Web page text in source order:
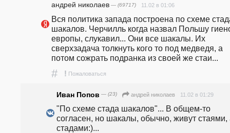
андpeй николаев — (69717) 11.02 в 01:06
Вся политика запада построена по схеме
шакалов. Черчилль когда назвал Польшу
европы, слукавил... Они все шакалы. Их
сверхзадача толкнуть кого то под медведя, а
потом сожрать подранка из своей же стаи...
# ! Пожаловаться
Иван Попов — (23) андpeй николаев 11.02 в 01:29
"По схеме стада шакалов"... В общем-то
согласен, но шакалы, обычно, живут стаями,
стадами:)...